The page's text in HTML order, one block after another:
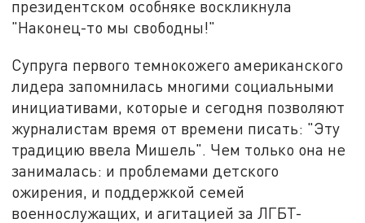
президентском особняке воскликнула
"Наконец-то мы свободны!"
Супруга первого темнокожего американского
лидера запомнилась многими социальными
инициативами, которые и сегодня позволяют
журналистам время от времени писать: "Эту
традицию ввела Мишель". Чем только она не
занималась: и проблемами детского
ожирения, и поддержкой семей
военнослужащих, и агитацией за ЛГБТ-